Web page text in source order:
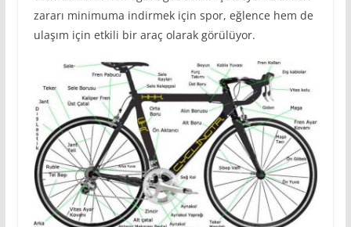
zararı minimuma indirmek için spor, eğlence hem de
ulaşım için etkili bir araç olarak görülüyor.